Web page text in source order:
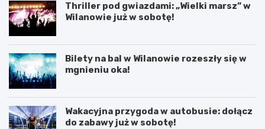
Thriller pod gwiazdami: „Wielki marsz” w
Wilanowie już w sobotę!
Bilety na bal w Wilanowie rozeszły się w
mgnieniu oka!
Wakacyjna przygoda w autobusie: dołącz
do zabawy już w sobotę!